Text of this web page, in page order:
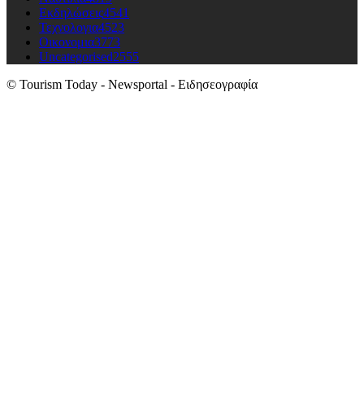
Εκδηλώσεις4541
Τεχνολογια4523
Οικονομια3773
Uncategorised2555
© Tourism Today - Newsportal - Ειδησεογραφία